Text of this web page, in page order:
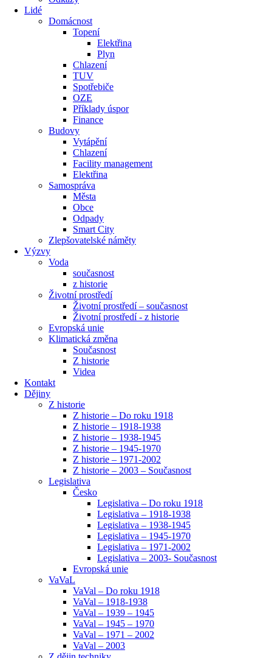
Lidé
Domácnost
Topení
Elektřina
Plyn
Chlazení
TUV
Spotřebiče
OZE
Příklady úspor
Finance
Budovy
Vytápění
Chlazení
Facility management
Elektřina
Samospráva
Města
Obce
Odpady
Smart City
Zlepšovatelské náměty
Výzvy
Voda
současnost
z historie
Životní prostředí
Životní prostředí – současnost
Životní prostředí ​- z historie
Evropská unie
Klimatická změna
Současnost
Z historie
Videa
Kontakt
Dějiny
Z historie
Z historie – Do roku 1918
Z historie – 1918-1938
Z historie – 1938-1945
Z historie – 1945-1970
Z historie – 1971-2002
Z historie – 2003 – Současnost
Legislativa
Česko
Legislativa – Do roku 1918
Legislativa – 1918-1938
Legislativa – 1938-1945
Legislativa – 1945-1970
Legislativa – 1971-2002
Legislativa – 2003- Současnost
Evropská unie
VaVaL
VaVal – Do roku 1918
VaVal – 1918-1938
VaVal – 1939 – 1945
VaVal – 1945 – 1970
VaVal – 1971 – 2002
VaVal – 2003